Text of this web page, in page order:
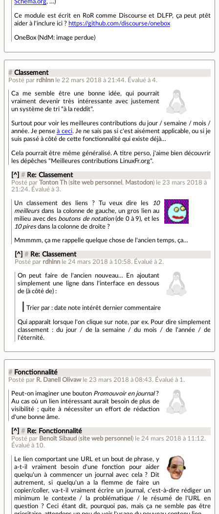
Schema.org, …)
Ce module est écrit en RoR comme Discourse et DLFP, ça peut ptêt
aider à l'inclure ici ? https://github.com/discourse/onebox
OneBox (NdM: image perdue)
# Classement
Posté par rdhlnn le 22 mars 2018 à 21:44. Évalué à 4.
Ca me semble être une bonne idée, qui pourrait
vraiment devenir très intéressante avec justement
un système de tri "à la reddit".
Surtout pour voir les meilleures contributions du jour / semaine / mois /
année. Je penseà ceci. Je ne sais pas si c'est aisément applicable, ou si je
suis passé à côté de cette fonctionnalité qui existe déjà…
Cela pourrait être même généralisé. A titre perso, j'aime bien découvrir
les dépêches "Meilleures contributions LinuxFr.org".
[^] # Re: Classement
Posté parTonton Th (site web personnel , Mastodon) le 23 mars 2018 à
21:24. Évalué à 3.
Un classement des liens ? Tu veux dire les
10
meilleursdans la colonne de gauche, un gros lien au
milieu avec des boutons de notation(de 0 à 9), et les
10 piresdans la colonne de droite ?
Mmmmm, ça me rappelle quelque chose de l'ancien temps, ça…
[^] # Re: Classement
Posté par rdhlnn le 24 mars 2018 à 10:58. Évalué à 2.
On peut faire de l'ancien nouveau… En ajoutant
simplement une ligne dans l'interface en dessous
de (à côté de) :
Trier par : date note intérêt dernier commentaire
Qui apparaît lorsque l'on clique sur note, par ex. Pour dire simplement
classement : du jour / de la semaine / du mois / de l'année / de
l'éternité.
# Fonctionnalité
Posté par R. Danell Olivaw le 23 mars 2018 à 08:43. Évalué à 1 .
Peut-on imaginer une bouton Promouvoir en journal?
Au cas où un lien intéressant aurait besoin de plus de
visibilité ; quite à nécessiter un effort de rédaction
d'une bonne âme.
[^] # Re: Fonctionnalité
Posté par Benoît Sibaud (site web personnel ) le 24 mars 2018 à 11:12.
Évalué à 10.
Le lien comportant une URL et un bout de phrase, y
a-t-il vraiment besoin d'une fonction pour aider
quelqu'un à commencer un journal avec cela ? Dit
autrement, si quelqu'un a la flemme de faire un
copier/coller, va-t-il vraiment écrire un journal, c'est-à-dire rédiger un
minimum le contexte / la problématique / le résumé de l'URL en
question ? Ceci étant dit, pourquoi pas, mais ça ne semble pas être